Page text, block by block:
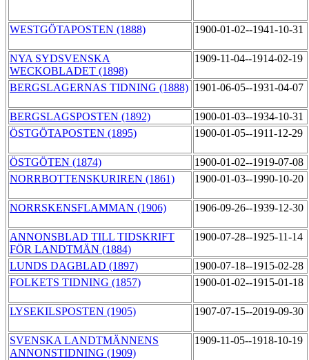
WESTGÖTAPOSTEN (1888) 1900-01-02--1941-10-31
NYA SYDSVENSKA
WECKOBLADET (1898)
1909-11-04--1914-02-19
BERGSLAGERNAS TIDNING (1888) 1901-06-05--1931-04-07
BERGSLAGSPOSTEN (1892)
1900-01-03--1934-10-31
ÖSTGÖTAPOSTEN (1895)
1900-01-05--1911-12-29
ÖSTGÖTEN (1874)
1900-01-02--1919-07-08
NORRBOTTENSKURIREN (1861)
1900-01-03--1990-10-20
NORRSKENSFLAMMAN (1906) 1906-09-26--1939-12-30
ANNONSBLAD TILL TIDSKRIFT
FÖR LANDTMÄN (1884)
1900-07-28--1925-11-14
LUNDS DAGBLAD (1897)
1900-07-18--1915-02-28
FOLKETS TIDNING (1857)
1900-01-02--1915-01-18
LYSEKILSPOSTEN (1905) 1907-07-15--2019-09-30
SVENSKA LANDTMÄNNENS
ANNONSTIDNING (1909)
1909-11-05--1918-10-19